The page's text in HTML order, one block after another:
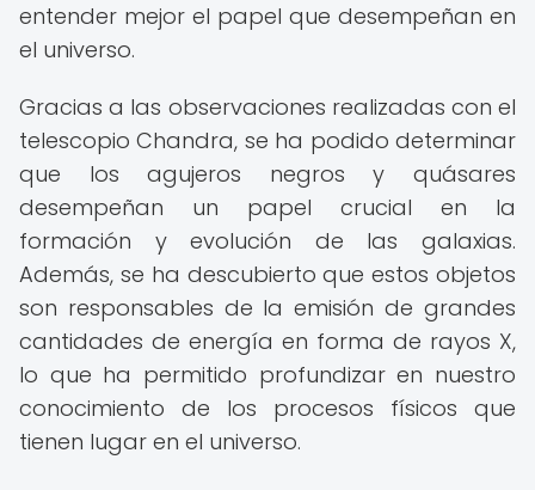
entender mejor el papel que desempeñan en
el universo.
Gracias a las observaciones realizadas con el
telescopio Chandra, se ha podido determinar
que los agujeros negros y quásares
desempeñan un papel crucial en la
formación y evolución de las galaxias.
Además, se ha descubierto que estos objetos
son responsables de la emisión de grandes
cantidades de energía en forma de rayos X,
lo que ha permitido profundizar en nuestro
conocimiento de los procesos físicos que
tienen lugar en el universo.